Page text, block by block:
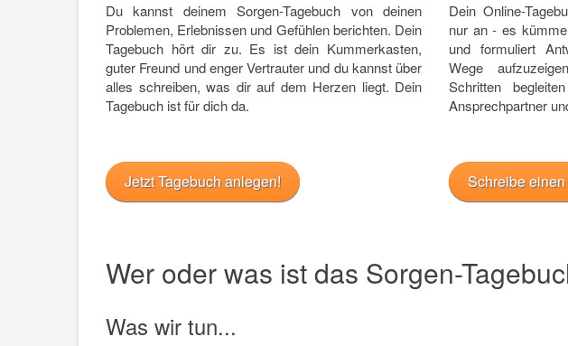
Du kannst deinem Sorgen-Tagebuch von deinen
Problemen, Erlebnissen und Gefühlen berichten. Dein
Tagebuch hört dir zu. Es ist dein Kummerkasten,
guter Freund und enger Vertrauter und du kannst über
alles schreiben, was dir auf dem Herzen liegt. Dein
Tagebuch ist für dich da.
Dein Online-
nur an - es
und formuliert
Wege
Schritten
Ansprechpartner
Jetzt Tagebuch anlegen! Schreibe
Wer oder was ist das Sorgen-
Was wir tun...